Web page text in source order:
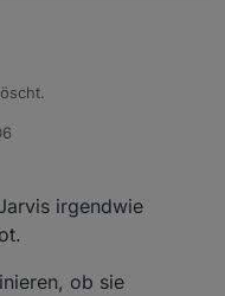
irgendwie
ob sie